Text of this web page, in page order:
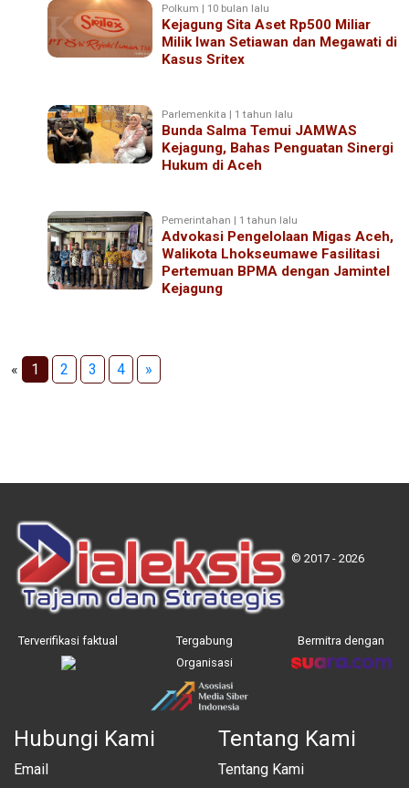
Polkum | 10 bulan lalu
Kejagung Sita Aset Rp500 Miliar
Milik Iwan Setiawan dan Megawati di
Kasus Sritex
Parlemenkita | 1 tahun lalu
Bunda Salma Temui JAMWAS
Kejagung, Bahas Penguatan Sinergi
Hukum di Aceh
Pemerintahan | 1 tahun lalu
Advokasi Pengelolaan Migas Aceh,
Walikota Lhokseumawe Fasilitasi
Pertemuan BPMA dengan Jamintel
Kejagung
« 1 2 3 4 »
© 2017 - 2026
Terverifikasi faktual
Tergabung
Organisasi
Bermitra dengan
Hubungi Kami
Email
Tentang Kami
Tentang Kami